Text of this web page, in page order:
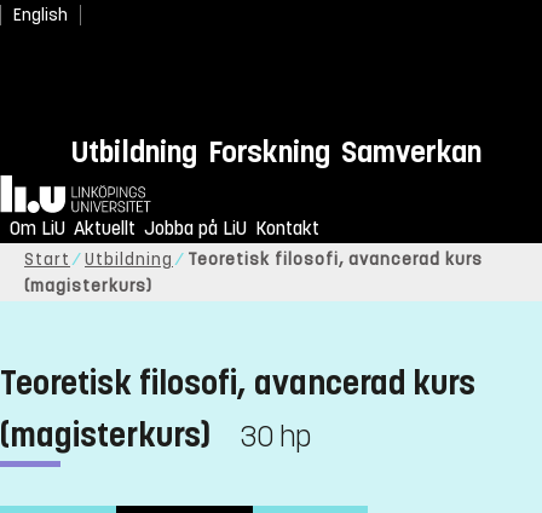
English
Utbildning Forskning Samverkan
Hem
Om LiU Aktuellt Jobba på LiU Kontakt
Start Utbildning
Teoretisk filosofi, avancerad kurs
(magisterkurs)
Teoretisk filosofi, avancerad kurs
(magisterkurs)
30 hp